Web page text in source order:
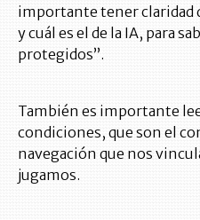
importante tener claridad
y cuál es el de la IA, para
protegidos”.
También es importante
condiciones, que son el
navegación que nos
jugamos.